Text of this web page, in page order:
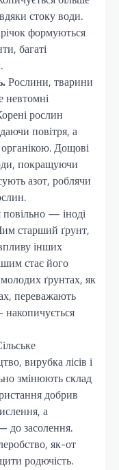
стоку води.
формуються
багаті
Рослини, тварини
невтомні
рослин
повітря, а
органікою. Дощові
покращуючи
азот, роблячи
— іноді
старший ґрунт,
інших
стає його
ґрунтах, як
переважають
вирубка лісів і
змінюють склад
добрив
а
засолення.
як-от
родючість.